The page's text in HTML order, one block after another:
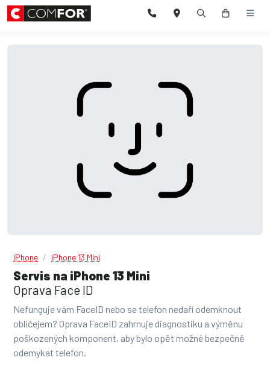
iPhone iPhone 13 Mini
Servis na iPhone 13 Mini
Oprava Face ID
Nefunguje vám FaceID nebo se telefon nedaří odemknout
obličejem? Oprava FaceID zahrnuje diagnostiku a výměnu
poškozených komponent, aby bylo opět možné bezpečně
odemykat telefon.